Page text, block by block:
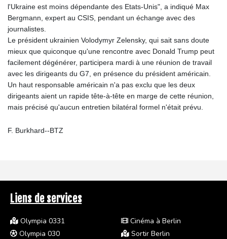
l'Ukraine est moins dépendante des Etats-Unis", a indiqué Max
Bergmann, expert au CSIS, pendant un échange avec des
journalistes.
Le président ukrainien Volodymyr Zelensky, qui sait sans doute
mieux que quiconque qu'une rencontre avec Donald Trump peut
facilement dégénérer, participera mardi à une réunion de travail
avec les dirigeants du G7, en présence du président américain.
Un haut responsable américain n'a pas exclu que les deux
dirigeants aient un rapide tête-à-tête en marge de cette réunion,
mais précisé qu'aucun entretien bilatéral formel n'était prévu.
F. Burkhard--BTZ
Liens de services
Olympia 0331
Olympia 030
Cinéma à Berlin
Sortir Berlin